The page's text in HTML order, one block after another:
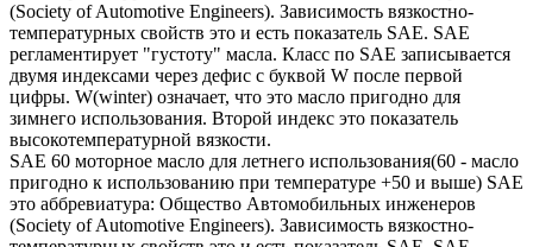
(Society of Automotive Engineers). Зависимость вязкостно-
температурных свойств это и есть показатель SAE. SAE
регламентирует "густоту" масла. Класс по SAE записывается
двумя индексами через дефис с буквой W после первой
цифры. W(winter) означает, что это масло пригодно для
зимнего использования. Второй индекс это показатель
высокотемпературной вязкости.
SAE 60 моторное масло для летнего использования(60 - масло
пригодно к использованию при температуре +50 и выше) SAE
это аббревиатура: Общество Автомобильных инженеров
(Society of Automotive Engineers). Зависимость вязкостно-